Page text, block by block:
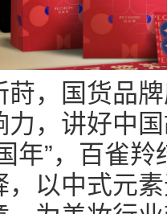
莳，国货品
力，讲好中
年”，百雀
，以中式元